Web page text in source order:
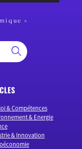
»
& Compétences
& Energie
& Innovation